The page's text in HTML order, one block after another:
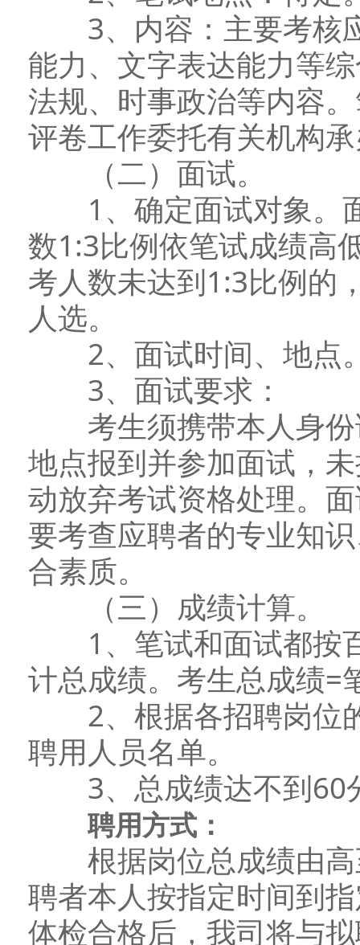
3、内容：主要考核
能力、文字表达能力等
法规、时事政治等内容
评卷工作委托有关机构
（二）面试。
1、确定面试对象。
数1:3比例依笔试成绩高
考人数未达到1:3比例的
人选。
2、面试时间、地点
3、面试要求：
考生须携带本人身份
地点报到并参加面试，
动放弃考试资格处理。
要考查应聘者的专业知
合素质。
（三）成绩计算。
1、笔试和面试都按
计总成绩。考生总成绩=
2、根据各招聘岗位
聘用人员名单。
3、总成绩达不到60
聘用方式：
根据岗位总成绩由高
聘者本人按指定时间到
体检合格后，我司将与